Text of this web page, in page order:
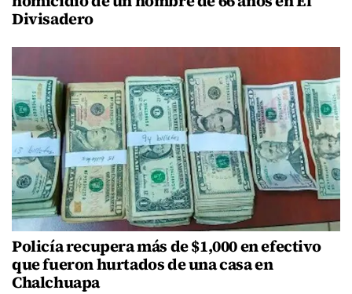
Divisadero
Policía recupera más de $1,000 en efectivo
que fueron hurtados de una casa en
Chalchuapa